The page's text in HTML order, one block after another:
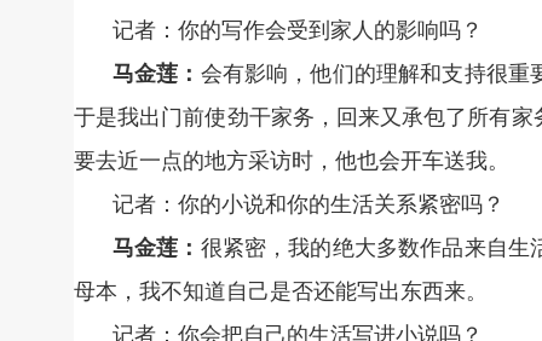
记者：你的写作会受到家人的影响吗？
马金莲： 会有影响，他们的理解和支持很
于是我出门前使劲干家务，回来又承包了所有
要去近一点的地方采访时，他也会开车送我。
记者：你的小说和你的生活关系紧密吗？
马金莲： 很紧密，我的绝大多数作品来自
母本，我不知道自己是否还能写出东西来。
记者：你会把自己的生活写进小说吗？